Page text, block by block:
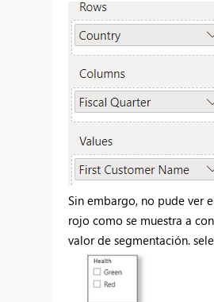
Sin embargo, no pude ver
rojo como se muestra a
valor de segmentación.